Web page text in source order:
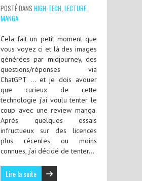
POSTÉ DANS HIGH-TECH LECTURE
MANGA
Cela fait un petit moment que
vous voyez ci et là des images
générées par midjourney, des
questions/réponses via
ChatGPT … et je dois avouer
que curieux de cette
technologie j’ai voulu tenter le
coup avec une review manga.
Après quelques essais
infructueux sur des licences
plus récentes ou moins
connues, j’ai décidé de tenter…
Lire la suite